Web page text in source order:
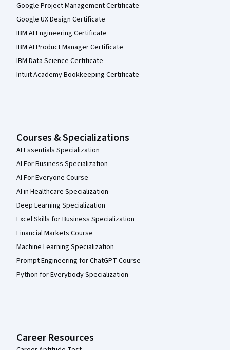
Google Project Management Certificate
Google UX Design Certificate
IBM AI Engineering Certificate
IBM AI Product Manager Certificate
IBM Data Science Certificate
Intuit Academy Bookkeeping Certificate
Courses & Specializations
AI Essentials Specialization
AI For Business Specialization
AI For Everyone Course
AI in Healthcare Specialization
Deep Learning Specialization
Excel Skills for Business Specialization
Financial Markets Course
Machine Learning Specialization
Prompt Engineering for ChatGPT Course
Python for Everybody Specialization
Career Resources